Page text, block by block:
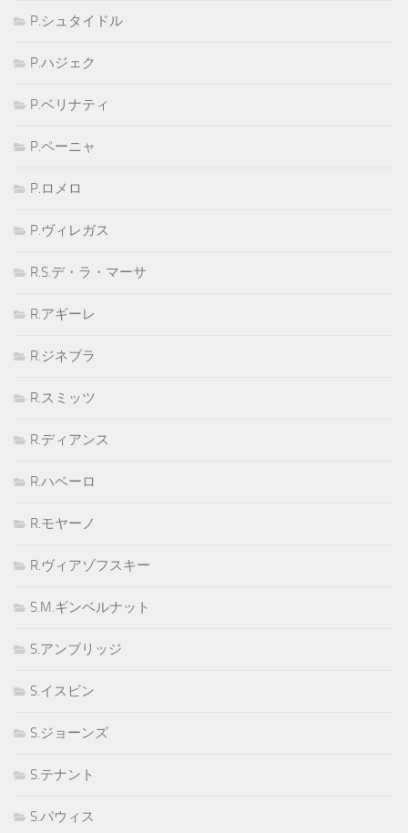
P.シュタイドル
P.ハジェク
P.ベリナティ
P.ペーニャ
P.ロメロ
P.ヴィレガス
R.S.デ・ラ・マーサ
R.アギーレ
R.ジネブラ
R.スミッツ
R.ディアンス
R.ハベーロ
R.モヤーノ
R.ヴィアゾフスキー
S.M.ギンベルナット
S.アンブリッジ
S.イスビン
S.ジョーンズ
S.テナント
S.パウィス